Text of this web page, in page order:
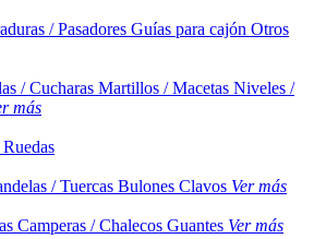
/ Pasadores Guías para cajón Otros
/ Cucharas Martillos / Macetas Niveles /
más
Ruedas
/ Tuercas Bulones Clavos Ver más
Camperas / Chalecos Guantes Ver más